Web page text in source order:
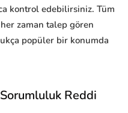
kontrol edebilirsiniz. Tüm
zaman talep gören
popüler bir konumda
Reddi